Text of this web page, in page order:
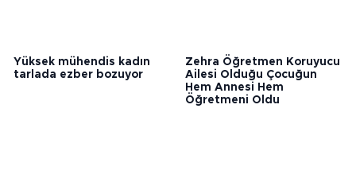
Yüksek mühendis kadın
tarlada ezber bozuyor
Zehra Öğretmen Koruyucu
Ailesi Olduğu Çocuğun
Hem Annesi Hem
Öğretmeni Oldu